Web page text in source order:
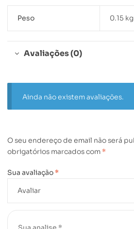
Peso 0.15 kg
Avaliações (0)
Ainda não existem avaliações.
O seu endereço de email não será
obrigatórios marcados com *
Sua avaliação *